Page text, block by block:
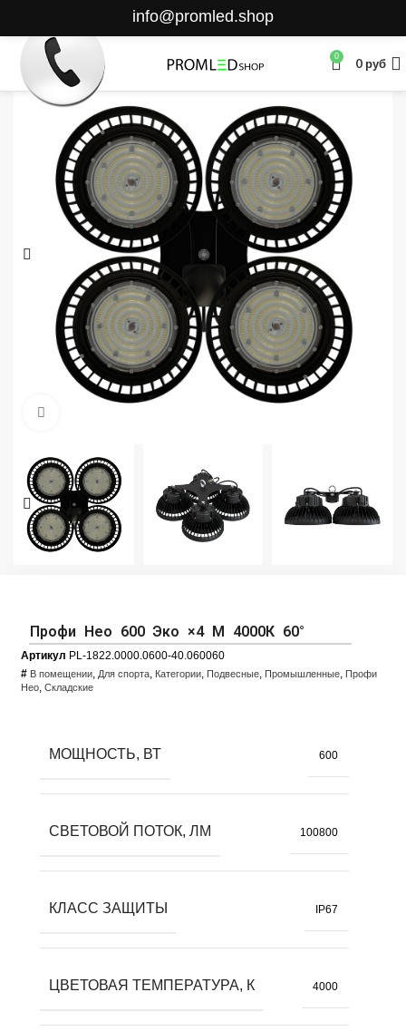
info@promled.shop
0 0руб
Профи Нео 600 Эко ×4 M 4000К 60°
Артикул PL-1822.0000.0600-40.060060
# В помещении, Для спорта, Категории, Подвесные, Промышленные, Профи
Нео, Складские
МОЩНОСТЬ, ВТ 600
СВЕТОВОЙ ПОТОК, ЛМ 100800
КЛАСС ЗАЩИТЫ IP67
ЦВЕТОВАЯ ТЕМПЕРАТУРА, К 4000